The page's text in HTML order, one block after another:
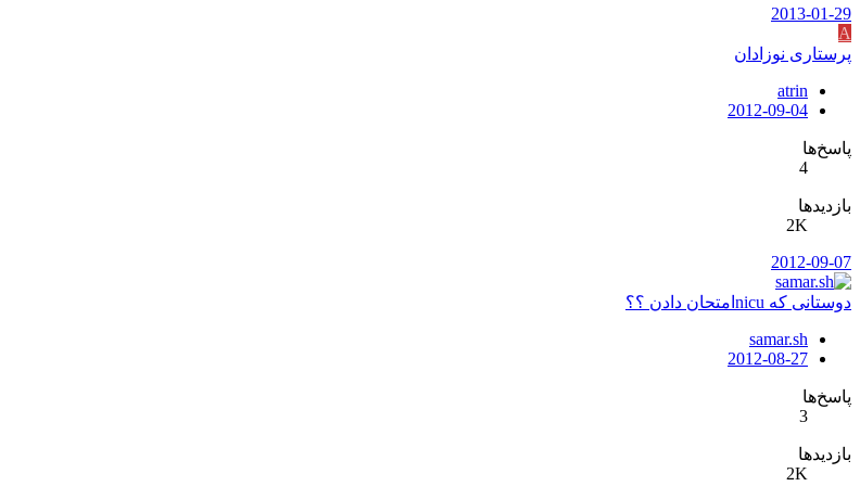
2013-01-29
A
پرستاری نوزادان
atrin
2012-09-04
پاسخ‌ها
4
بازدیدها
2K
2012-09-07
دوستانی که nicuامتحان دادن ؟؟
samar.sh
2012-08-27
پاسخ‌ها
3
بازدیدها
2K